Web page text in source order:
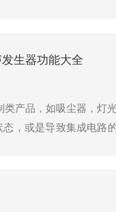
生器功能大全
类产品，如吸尘器，灯
，或是导致集成电路